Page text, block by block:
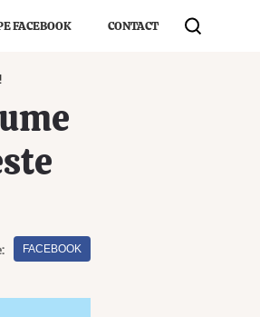
FACEBOOK CONTACT
FACEBOOK